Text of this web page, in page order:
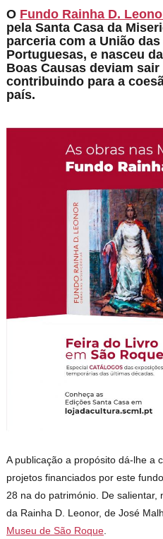
O Fundo Rainha D.
pela Santa Casa da
parceria com a União
Portuguesas, e nasceu
Boas Causas deviam
contribuindo para a
país.
A publicação a propósito dá-lhe a
projetos financiados por este
28 na do património. De
da Rainha D. Leonor, de José
Museu de São Roque.